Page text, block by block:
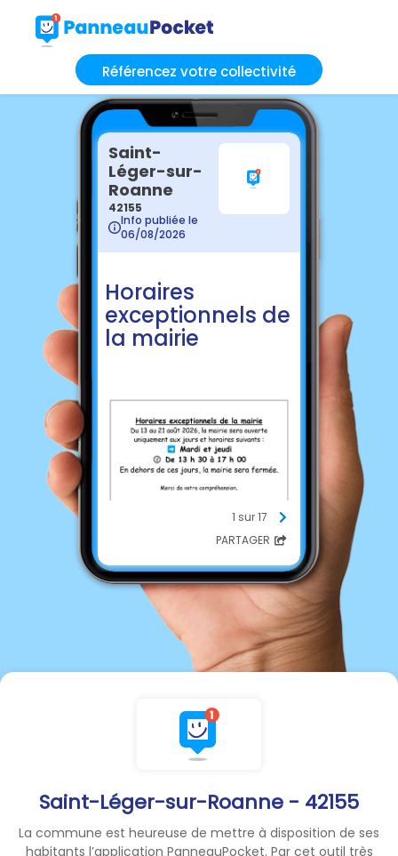
Référencez votre collectivité
Saint-Léger-sur-Roanne - 42155
La commune est heureuse de mettre à disposition de ses
habitants l’application PanneauPocket. Par cet outil très
Saint-
Léger-sur-
Roanne
42155
Info publiée le
06/08/2026
Horaires
exceptionnels de
la mairie
1 sur 17
PARTAGER